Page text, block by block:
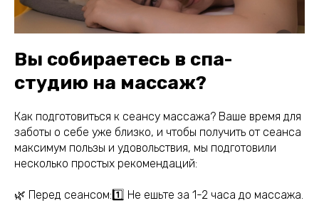
Вы собираетесь в спа-
студию на массаж?
Как подготовиться к сеансу массажа? Ваше время для
заботы о себе уже близко, и чтобы получить от сеанса
максимум пользы и удовольствия, мы подготовили
несколько простых рекомендаций:
🌿 Перед сеансом:1️⃣ Не ешьте за 1-2 часа до массажа.